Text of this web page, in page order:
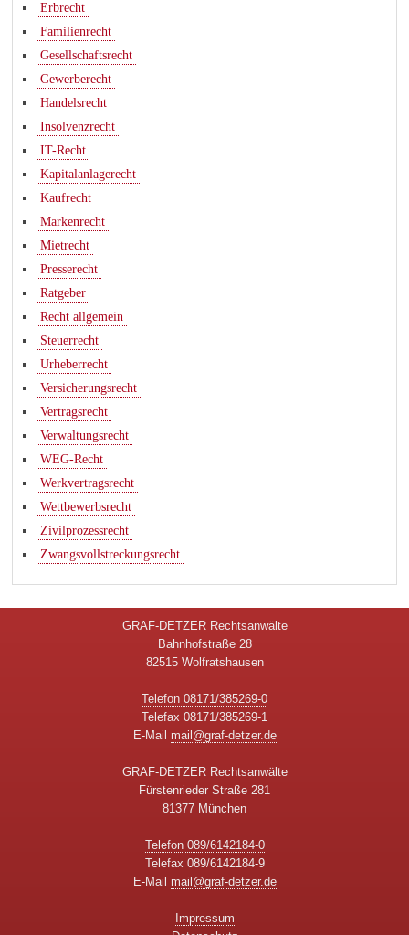
Erbrecht
Familienrecht
Gesellschaftsrecht
Gewerberecht
Handelsrecht
Insolvenzrecht
IT-Recht
Kapitalanlagerecht
Kaufrecht
Markenrecht
Mietrecht
Presserecht
Ratgeber
Recht allgemein
Steuerrecht
Urheberrecht
Versicherungsrecht
Vertragsrecht
Verwaltungsrecht
WEG-Recht
Werkvertragsrecht
Wettbewerbsrecht
Zivilprozessrecht
Zwangsvollstreckungsrecht
GRAF-DETZER Rechtsanwälte
Bahnhofstraße 28
82515 Wolfratshausen
Telefon 08171/385269-0
Telefax 08171/385269-1
E-Mail mail@graf-detzer.de
GRAF-DETZER Rechtsanwälte
Fürstenrieder Straße 281
81377 München
Telefon 089/6142184-0
Telefax 089/6142184-9
E-Mail mail@graf-detzer.de
Impressum